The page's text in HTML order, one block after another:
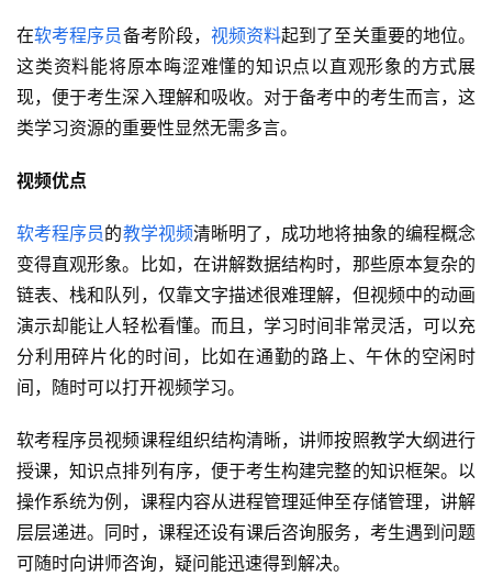
在软考程序员备考阶段， 视频资料起到了至关重要的地位。
这类资料能将原本晦涩难懂的知识点以直观形象的方式展
现，便于考生深入理解和吸收。对于备考中的考生而言，这
类学习资源的重要性显然无需多言。
视频优点
软考程序员的教学视频清晰明了，成功地将抽象的编程概念
变得直观形象。比如，在讲解数据结构时，那些原本复杂的
链表、栈和队列，仅靠文字描述很难理解，但视频中的动画
演示却能让人轻松看懂。而且，学习时间非常灵活，可以充
分利用碎片化的时间，比如在通勤的路上、午休的空闲时
间，随时可以打开视频学习。
软考程序员视频课程组织结构清晰，讲师按照教学大纲进行
授课，知识点排列有序，便于考生构建完整的知识框架。以
操作系统为例，课程内容从进程管理延伸至存储管理，讲解
层层递进。同时，课程还设有课后咨询服务，考生遇到问题
可随时向讲师咨询，疑问能迅速得到解决。